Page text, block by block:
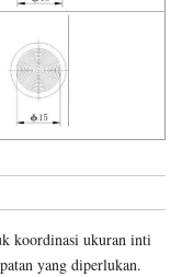
koordinasi ukuran inti
yang diperlukan.